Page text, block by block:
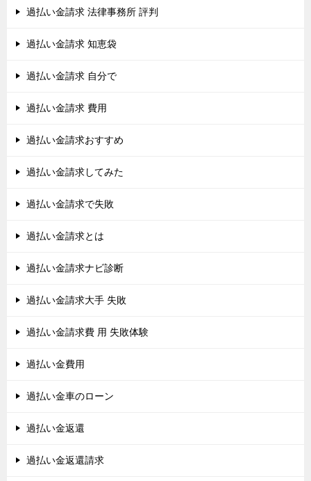
過払い金請求 法律事務所 評判
過払い金請求 知恵袋
過払い金請求 自分で
過払い金請求 費用
過払い金請求おすすめ
過払い金請求してみた
過払い金請求で失敗
過払い金請求とは
過払い金請求ナビ診断
過払い金請求大手 失敗
過払い金請求費 用 失敗体験
過払い金費用
過払い金車のローン
過払い金返還
過払い金返還請求